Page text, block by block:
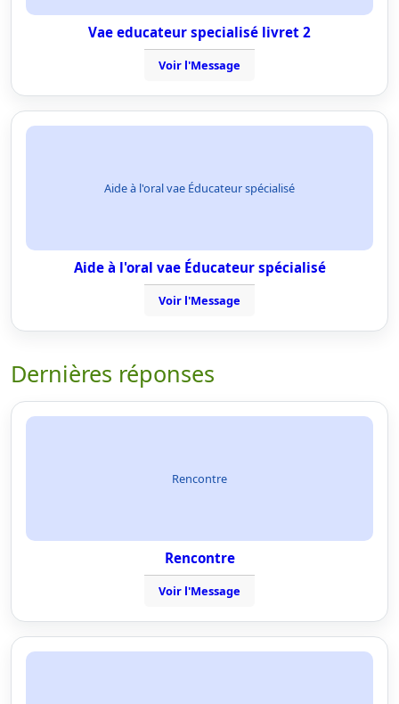
Vae educateur specialisé livret 2
Voir l'Message
Aide à l'oral vae Éducateur spécialisé
Aide à l'oral vae Éducateur spécialisé
Voir l'Message
Dernières réponses
Rencontre
Rencontre
Voir l'Message